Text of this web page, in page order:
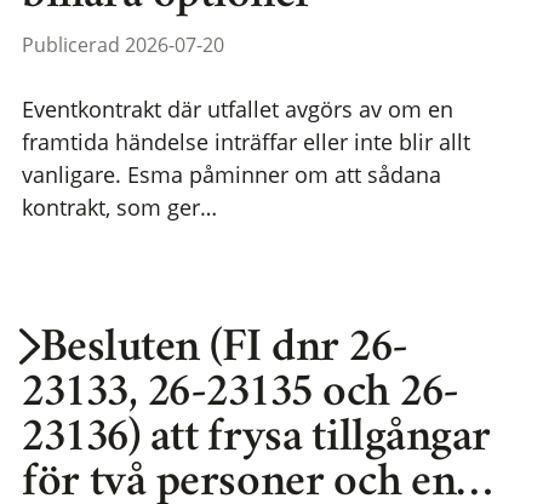
Publicerad 2026-07-20
Eventkontrakt där utfallet avgörs av om en
framtida händelse inträffar eller inte blir allt
vanligare. Esma påminner om att sådana
kontrakt, som ger…
Besluten (FI dnr 26-
23133, 26-23135 och 26-
23136) att frysa tillgångar
för två personer och en…